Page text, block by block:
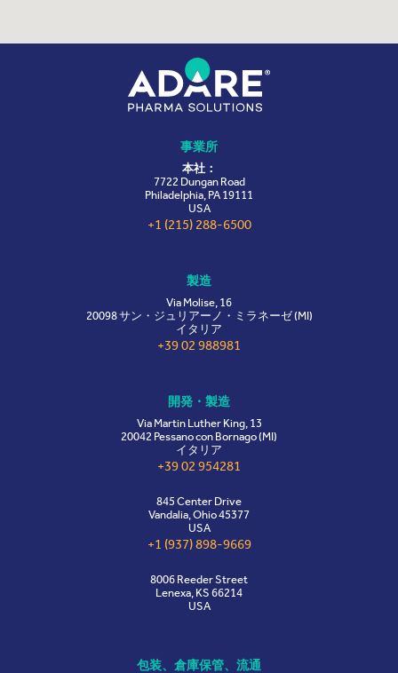
事業所
本社：
7722 Dungan Road
Philadelphia, PA 19111
USA
+1 (215) 288-6500
製造
Via Molise, 16
20098 サン・ジュリアーノ・ミラネーゼ (MI)
イタリア
+39 02 988981
開発・製造
Via Martin Luther King, 13
20042 Pessano con Bornago (MI)
イタリア
+39 02 954281
845 Center Drive
Vandalia, Ohio 45377
USA
+1 (937) 898-9669
8006 Reeder Street
Lenexa, KS 66214
USA
包装、倉庫保管、流通